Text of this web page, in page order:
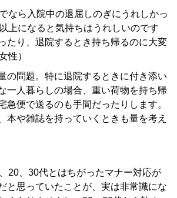
なら入院中の退屈しのぎにうれしかっ
上になると気持ちはうれしいのです
たり、退院するとき持ち帰るのに大変
性）
の問題。特に退院するときに付き添い
一人暮らしの場合、重い荷物を持ち帰
急便で送るのも手間だったりします。
本や雑誌を持っていくときも量を考え
20、30代とはちがったマナー対応が
と思っていたことが、実は非常識にな